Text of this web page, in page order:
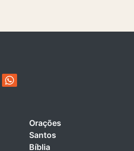
Orações
Santos
Bíblia